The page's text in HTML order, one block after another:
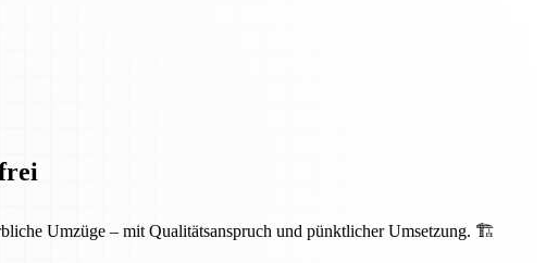
Umzüge – mit Qualitätsanspruch und pünktlicher Umsetzung. 🏗️